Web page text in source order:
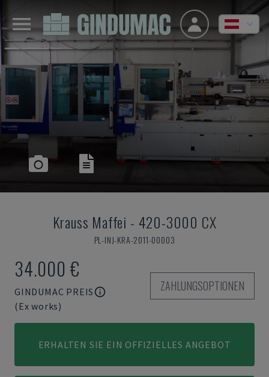
Krauss Maffei - 420-3000 CX
PL-INJ-KRA-2011-00003
34.000 €
GINDUMAC PREIS
(Ex works)
ZAHLUNGSOPTIONEN
ERHALTEN SIE EIN OFFIZIELLES ANGEBOT